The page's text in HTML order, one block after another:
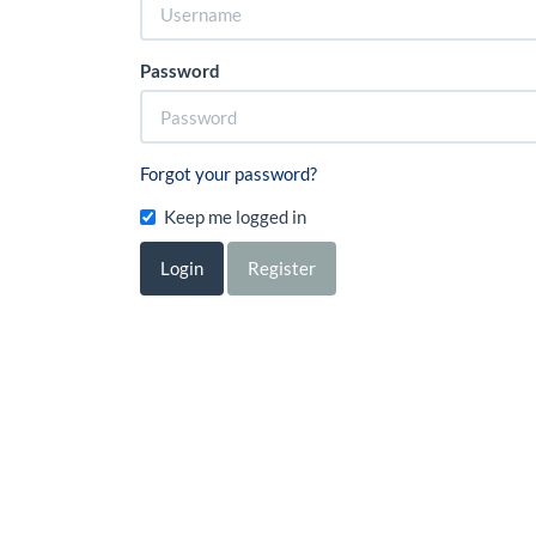
Password
Forgot your password?
Keep me logged in
Login Register